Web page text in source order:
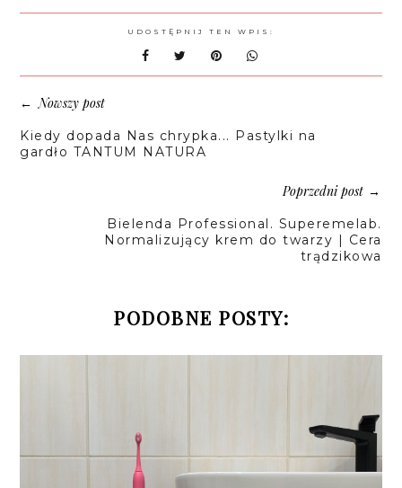
UDOSTĘPNIJ TEN WPIS:
←Nowszy post
Kiedy dopada Nas chrypka... Pastylki na
gardło TANTUM NATURA
Poprzedni post→
Bielenda Professional. Superemelab.
Normalizujący krem do twarzy | Cera
trądzikowa
PODOBNE POSTY: